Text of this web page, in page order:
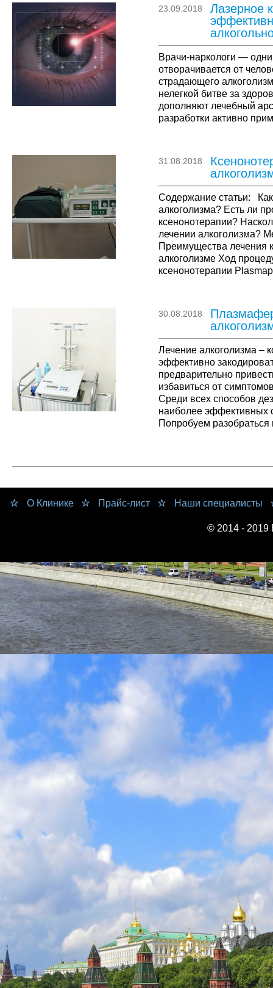
23.09.2018
Лазерное
Врачи-наркологи —
отворачивается от
страдающего
нелегкой битве за
дополняют лечебный
разработки активно
зависимости. Среди
…
31.08.2018
Содержание статьи:
алкоголизма? Есть ли
ксенонотерапии?
лечении алкоголизма?
Преимущества лечения
алкоголизме Ход
ксенонотерапии
процедуры
направлением …
30.08.2018
Лечение алкоголизма –
эффективно
предварительно
избавиться от
Среди всех способов
наиболее эффективных
Попробуем разобраться
О Клинике Прайс-лист Наши специалисты
© 2014 -